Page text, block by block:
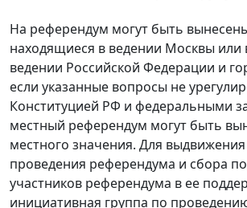
На референдум могут быть
находящиеся в ведении Москвы или
ведении Российской Федерации и
если указанные вопросы не
Конституцией РФ и федеральными
местный референдум могут быть
местного значения. Для
проведения референдума и сбора
участников референдума в ее
инициативная группа по